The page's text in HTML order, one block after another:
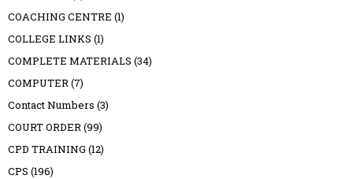
COACHING CENTRE (1)
COLLEGE LINKS (1)
COMPLETE MATERIALS (34)
COMPUTER(7)
Contact Numbers (3)
COURT ORDER(99)
CPD TRAINING (12)
CPS (196)